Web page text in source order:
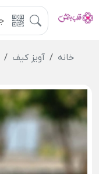
خانه آویز کیف